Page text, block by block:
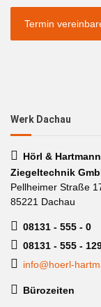
Termin
Werk Dachau
Hörl & Hartmann
Ziegeltechnik
Pellheimer Straße
85221 Dachau
08131 - 555 - 0
08131 - 555 -
info@hoerl-
Bürozeiten